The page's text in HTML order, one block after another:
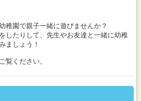
稚園で親子一緒に遊びませんか？
したりして、先生やお友達と一緒に幼稚
ましょう！
覧ください。